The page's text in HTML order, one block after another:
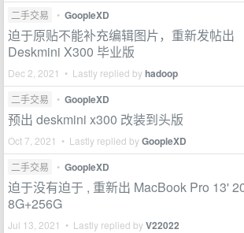
二手交易 • GoopleXD
迫于原贴不能补充编辑图片，重新发帖出
Deskmini X300 毕业版
Dec 2, 2021 • Lastly replied byhadoop
二手交易 • GoopleXD
预出 deskmini x300 改装到头版
Oct 7, 2021 • Lastly replied byGoopleXD
二手交易 • GoopleXD
迫于没有迫于 , 重新出 MacBook Pro 13'
8G+256G
Jul 13, 2021 • Lastly replied byV22022